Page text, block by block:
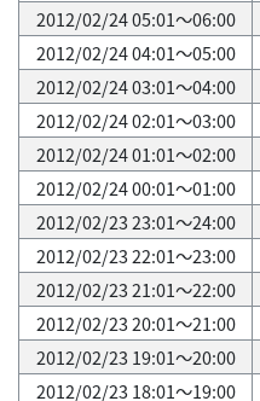
2012/02/24 05:01～06:00
2012/02/24 04:01～05:00
2012/02/24 03:01～04:00
2012/02/24 02:01～03:00
2012/02/24 01:01～02:00
2012/02/24 00:01～01:00
2012/02/23 23:01～24:00
2012/02/23 22:01～23:00
2012/02/23 21:01～22:00
2012/02/23 20:01～21:00
2012/02/23 19:01～20:00
2012/02/23 18:01～19:00